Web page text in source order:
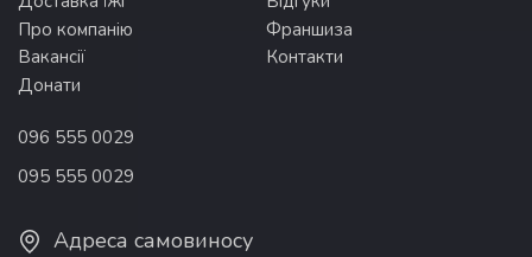
Про компанію
Франшиза
Вакансії
Контакти
Донати
096 555 0029
095 555 0029
Адреса самовиносу